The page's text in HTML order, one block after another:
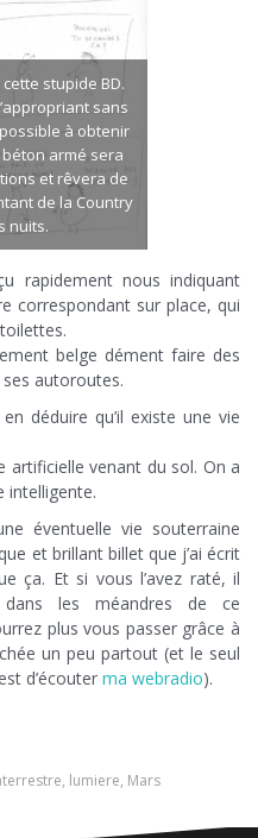
stupide BD.
sans
à obtenir
armé sera
et rêvera de
de la Country
nuits.
rapidement nous indiquant
correspondant sur place, qui
belge dément faire des
autoroutes.
déduire qu’il existe une vie
artificielle venant du sol. On a
intelligente.
éventuelle vie souterraine
et brillant billet que j’ai écrit
ça. Et si vous l’avez raté, il
les méandres de ce
plus vous passer grâce à
un peu partout (et le seul
d’écouter ma webradio).
, lumiere, Mars